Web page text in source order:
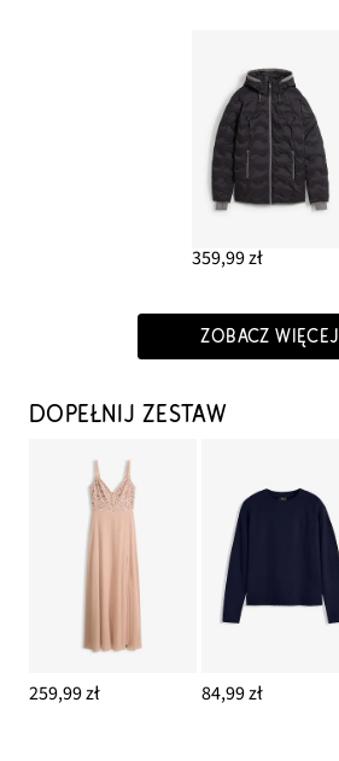
359,99 zł
ZOBACZ WIĘCEJ
DOPEŁNIJ ZESTAW
259,99 zł 84,99 zł